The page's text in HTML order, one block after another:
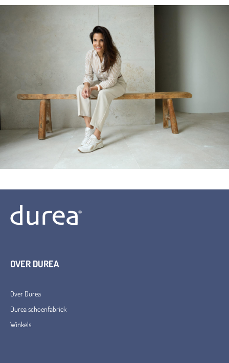
OVER DUREA
Over Durea
Durea schoenfabriek
Winkels